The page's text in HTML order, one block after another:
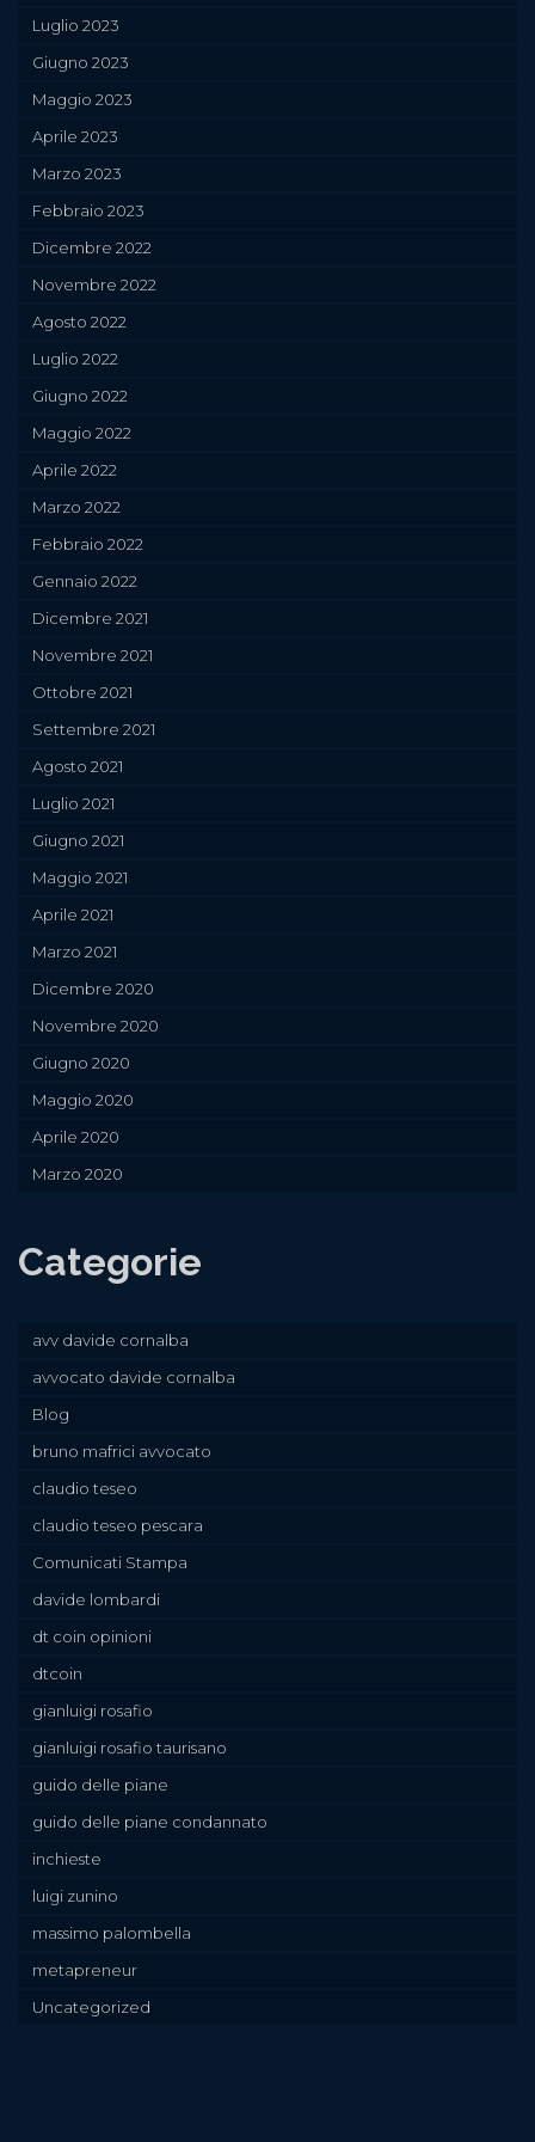
Luglio 2023
Giugno 2023
Maggio 2023
Aprile 2023
Marzo 2023
Febbraio 2023
Dicembre 2022
Novembre 2022
Agosto 2022
Luglio 2022
Giugno 2022
Maggio 2022
Aprile 2022
Marzo 2022
Febbraio 2022
Gennaio 2022
Dicembre 2021
Novembre 2021
Ottobre 2021
Settembre 2021
Agosto 2021
Luglio 2021
Giugno 2021
Maggio 2021
Aprile 2021
Marzo 2021
Dicembre 2020
Novembre 2020
Giugno 2020
Maggio 2020
Aprile 2020
Marzo 2020
Categorie
avv davide cornalba
avvocato davide cornalba
Blog
bruno mafrici avvocato
claudio teseo
claudio teseo pescara
Comunicati Stampa
davide lombardi
dt coin opinioni
dtcoin
gianluigi rosafio
gianluigi rosafio taurisano
guido delle piane
guido delle piane condannato
inchieste
luigi zunino
massimo palombella
metapreneur
Uncategorized